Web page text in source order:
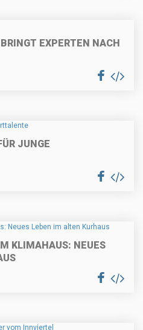
EXPERTEN NACH
JUNGE
KLIMAHAUS: NEUES